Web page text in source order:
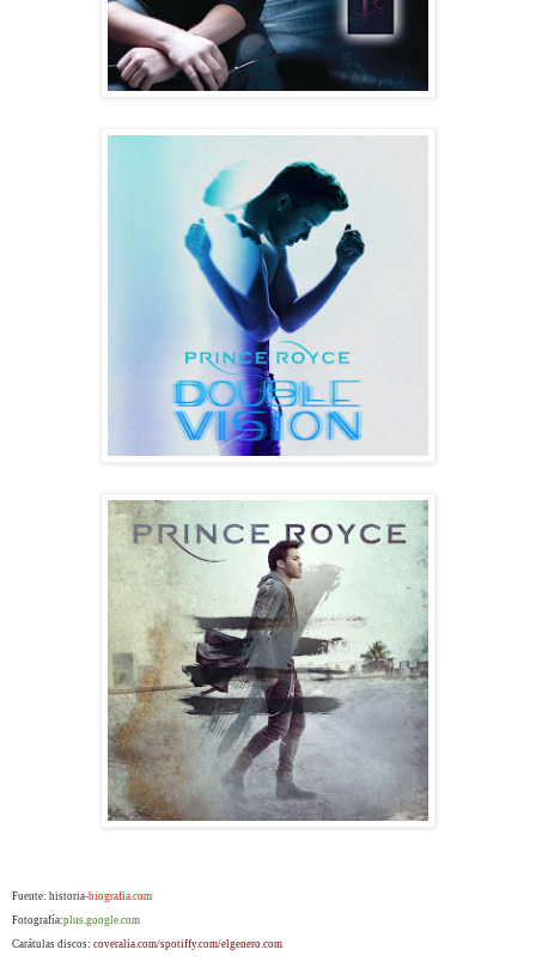
Fuente: historia-biografia.com
Fotografía:plus.google.com
Carátulas discos: coveralia.com/spotiffy.com/elgenero.com